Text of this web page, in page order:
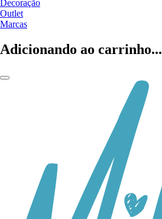
Decoração
Outlet
Marcas
Adicionando ao carrinho...